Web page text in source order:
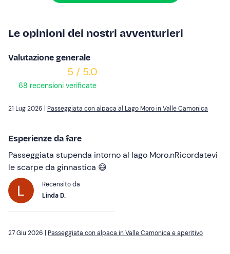
Le opinioni dei nostri avventurieri
Valutazione generale
5 / 5.0
68 recensioni verificate
21 Lug 2026 | Passeggiata con alpaca al Lago Moro in Valle Camonica
Esperienze da fare
Passeggiata stupenda intorno al lago Moro.nRicordatevi
le scarpe da ginnastica 😅
Recensito da
Linda D.
27 Giu 2026 | Passeggiata con alpaca in Valle Camonica e aperitivo